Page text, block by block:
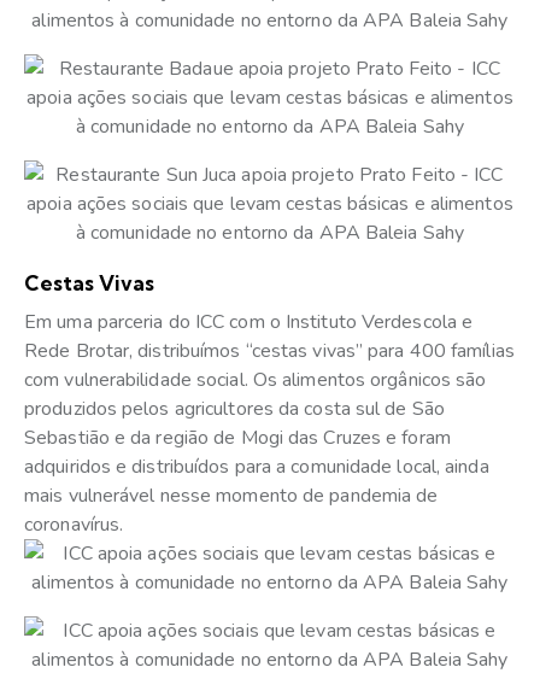
Cestas Vivas
Em uma parceria do ICC com o Instituto Verdescola e
Rede Brotar, distribuímos “cestas vivas” para 400 famílias
com vulnerabilidade social. Os alimentos orgânicos são
produzidos pelos agricultores da costa sul de São
Sebastião e da região de Mogi das Cruzes e foram
adquiridos e distribuídos para a comunidade local, ainda
mais vulnerável nesse momento de pandemia de
coronavírus.